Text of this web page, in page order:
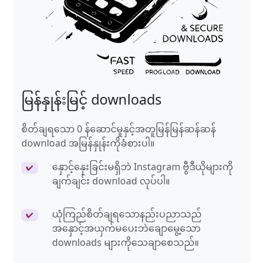
မြန်နှုန်းမြင့် downloads
စိတ်ချရသော 0 န်ဆောင်မှုနှင့်အတူမြန်မြန်ဆန်ဆန်
download အမြန်နှုန်းကိုခံစားပါ။
✔
နှောင့်နှေးခြင်းမရှိဘဲ Instagram ဗွီဒီယိုများကို
ချက်ချင်း download လုပ်ပါ။
✔
ယုံကြည်စိတ်ချရသောနည်းပညာသည်
အနှောင့်အယှက်မပေးဘဲချောမွေ့သော
downloads များကိုသေချာစေသည်။